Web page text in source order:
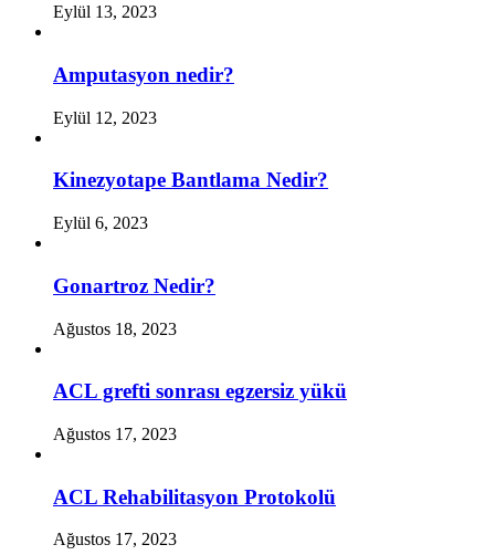
Eylül 13, 2023
Amputasyon nedir?
Eylül 12, 2023
Kinezyotape Bantlama Nedir?
Eylül 6, 2023
Gonartroz Nedir?
Ağustos 18, 2023
ACL grefti sonrası egzersiz yükü
Ağustos 17, 2023
ACL Rehabilitasyon Protokolü
Ağustos 17, 2023